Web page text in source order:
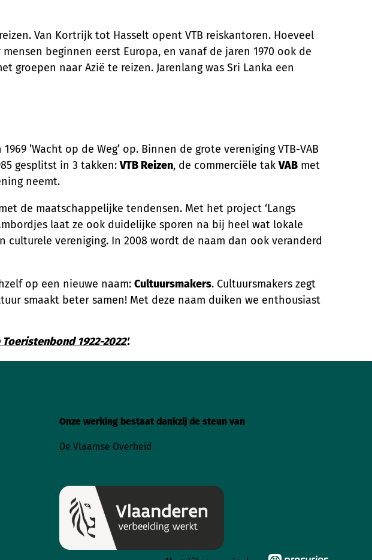
Van Kortrijk tot Hasselt opent VTB reiskantoren. Hoeveel
beginnen eerst Europa, en vanaf de jaren 1970 ook de
groepen naar Azië te reizen. Jarenlang was Sri Lanka een
’Wacht op de Weg’ op. Binnen de grote vereniging VTB-VAB
gesplitst in 3 takken:VTB Reizen, de commerciële takVAB met
neemt.
de maatschappelijke tendensen. Met het project ‘Langs
laat ze ook duidelijke sporen na bij heel wat lokale
vereniging. In 2008 wordt de naam dan ook veranderd
op een nieuwe naam: Cultuursmakers. Cultuursmakers zegt
smaakt beter samen! Met deze naam duiken we enthousiast
1922-2022'.
Onze werking bestaat dankzij de steun van
De Vlaamse Overheid